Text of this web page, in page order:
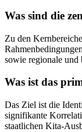
Was sind die
Zu den
sowie regionale und
Was ist das
Das Ziel ist die
signifikante
staatlichen Kita-